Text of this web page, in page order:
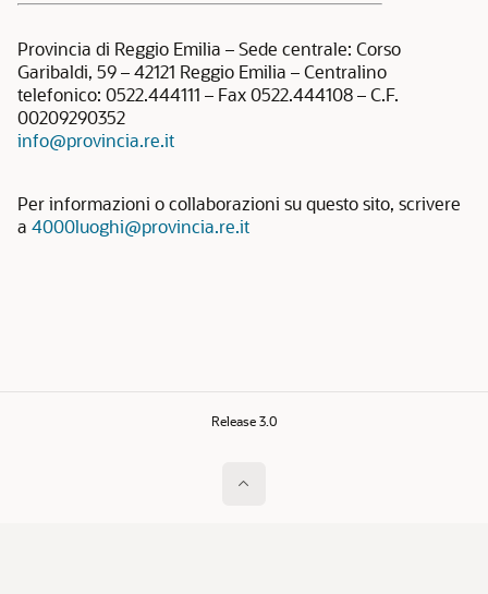
Provincia di Reggio Emilia – Sede centrale: Corso
Garibaldi, 59 – 42121 Reggio Emilia – Centralino
telefonico: 0522.444111 – Fax 0522.444108 – C.F.
00209290352
info@provincia.re.it
Per informazioni o collaborazioni su questo sito, scrivere
a 4000luoghi@provincia.re.it
Release 3.0